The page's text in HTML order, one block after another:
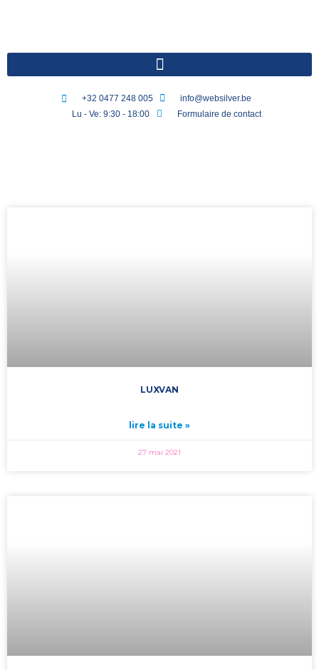
+32 0477 248 005
info@websilver.be
Lu - Ve: 9:30 - 18:00
Formulaire de contact
LUXVAN
lire la suite »
27 mai 2021